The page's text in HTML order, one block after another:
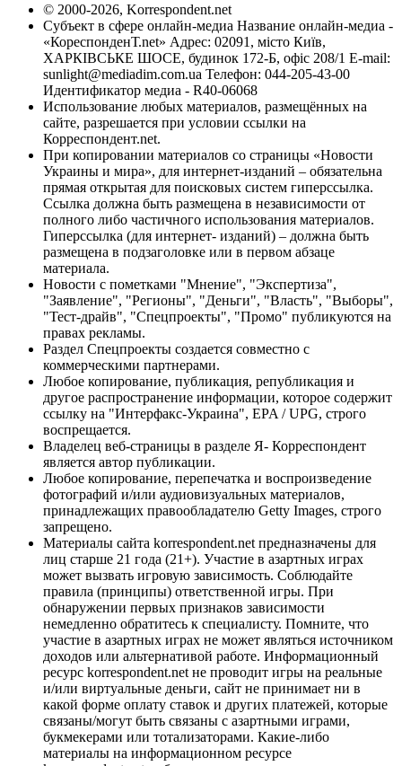
© 2000-2026, Korrespondent.net
Субъект в сфере онлайн-медиа Название онлайн-медиа -
«КореспонденТ.net» Адрес: 02091, місто Київ,
ХАРКІВСЬКЕ ШОСЕ, будинок 172-Б, офіс 208/1 E-mail:
sunlight@mediadim.com.ua Телефон: 044-205-43-00
Идентификатор медиа - R40-06068
Использование любых материалов, размещённых на
сайте, разрешается при условии ссылки на
Корреспондент.net.
При копировании материалов со страницы «Новости
Украины и мира», для интернет-изданий – обязательна
прямая открытая для поисковых систем гиперссылка.
Ссылка должна быть размещена в независимости от
полного либо частичного использования материалов.
Гиперссылка (для интернет- изданий) – должна быть
размещена в подзаголовке или в первом абзаце
материала.
Новости с пометками "Мнение", "Экспертиза",
"Заявление", "Регионы", "Деньги", "Власть", "Выборы",
"Тест-драйв", "Спецпроекты", "Промо" публикуются на
правах рекламы.
Раздел Спецпроекты создается совместно с
коммерческими партнерами.
Любое копирование, публикация, републикация и
другое распространение информации, которое содержит
ссылку на "Интерфакс-Украина", EPA / UPG, строго
воспрещается.
Владелец веб-страницы в разделе Я- Корреспондент
является автор публикации.
Любое копирование, перепечатка и воспроизведение
фотографий и/или аудиовизуальных материалов,
принадлежащих правообладателю Getty Images, строго
запрещено.
Материалы сайта korrespondent.net предназначены для
лиц старше 21 года (21+). Участие в азартных играх
может вызвать игровую зависимость. Соблюдайте
правила (принципы) ответственной игры. При
обнаружении первых признаков зависимости
немедленно обратитесь к специалисту. Помните, что
участие в азартных играх не может являться источником
доходов или альтернативой работе. Информационный
ресурс korrespondent.net не проводит игры на реальные
и/или виртуальные деньги, сайт не принимает ни в
какой форме оплату ставок и других платежей, которые
связаны/могут быть связаны с азартными играми,
букмекерами или тотализаторами. Какие-либо
материалы на информационном ресурсе